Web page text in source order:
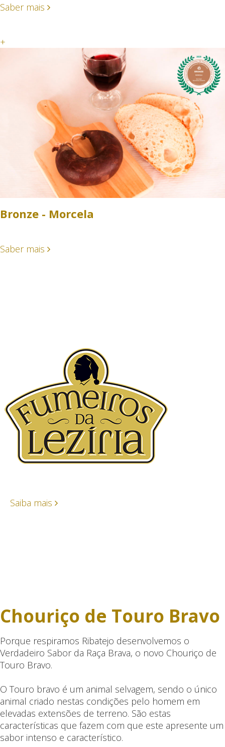
Saber mais
+
Bronze - Morcela
Saber mais
Saiba mais
Chouriço de Touro Bravo
Porque respiramos Ribatejo desenvolvemos o
Verdadeiro Sabor da Raça Brava, o novo Chouriço de
Touro Bravo.
O Touro bravo é um animal selvagem, sendo o único
animal criado nestas condições pelo homem em
elevadas extensões de terreno. São estas
características que fazem com que este apresente um
sabor intenso e característico.